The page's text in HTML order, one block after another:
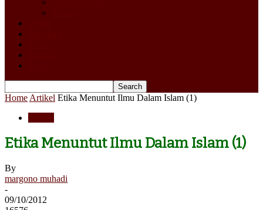
Home Artikel Etika Menuntut Ilmu Dalam Islam (1)
Etika Menuntut Ilmu Dalam Islam (1)
By
margono muhadi
-
09/10/2012